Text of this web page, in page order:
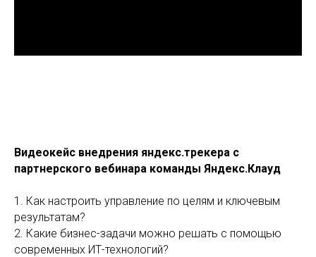
Видеокейс внедрения яндекс.трекера с
партнерского вебинара команды Яндекс.Клауд
1. Как настроить управление по целям и ключевым
результатам?
2. Какие бизнес-задачи можно решать с помощью
современных ИТ-технологий?